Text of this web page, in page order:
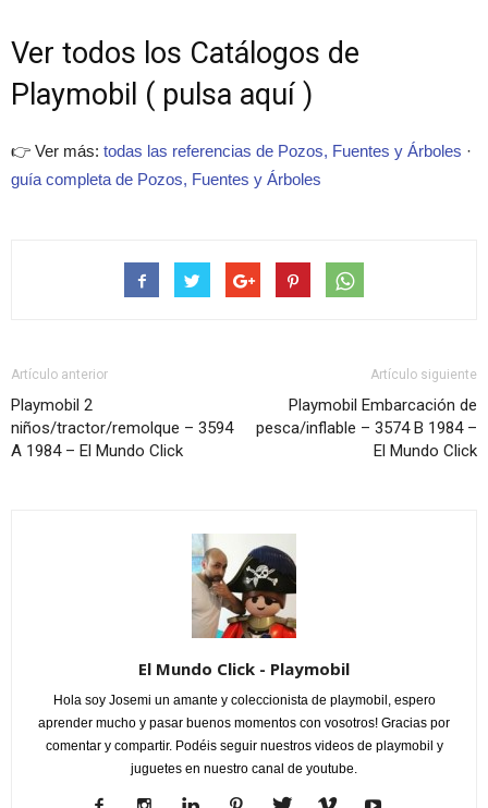
Ver todos los Catálogos de
Playmobil ( pulsa aquí )
👉 Ver más: todas las referencias de Pozos, Fuentes y Árboles ·
guía completa de Pozos, Fuentes y Árboles
Artículo anterior
Playmobil 2
niños/tractor/remolque – 3594
A 1984 – El Mundo Click
Artículo siguiente
Playmobil Embarcación de
pesca/inflable – 3574 B 1984 –
El Mundo Click
El Mundo Click - Playmobil
Hola soy Josemi un amante y coleccionista de playmobil, espero
aprender mucho y pasar buenos momentos con vosotros! Gracias por
comentar y compartir. Podéis seguir nuestros videos de playmobil y
juguetes en nuestro canal de youtube.